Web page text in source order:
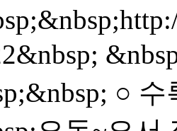
○